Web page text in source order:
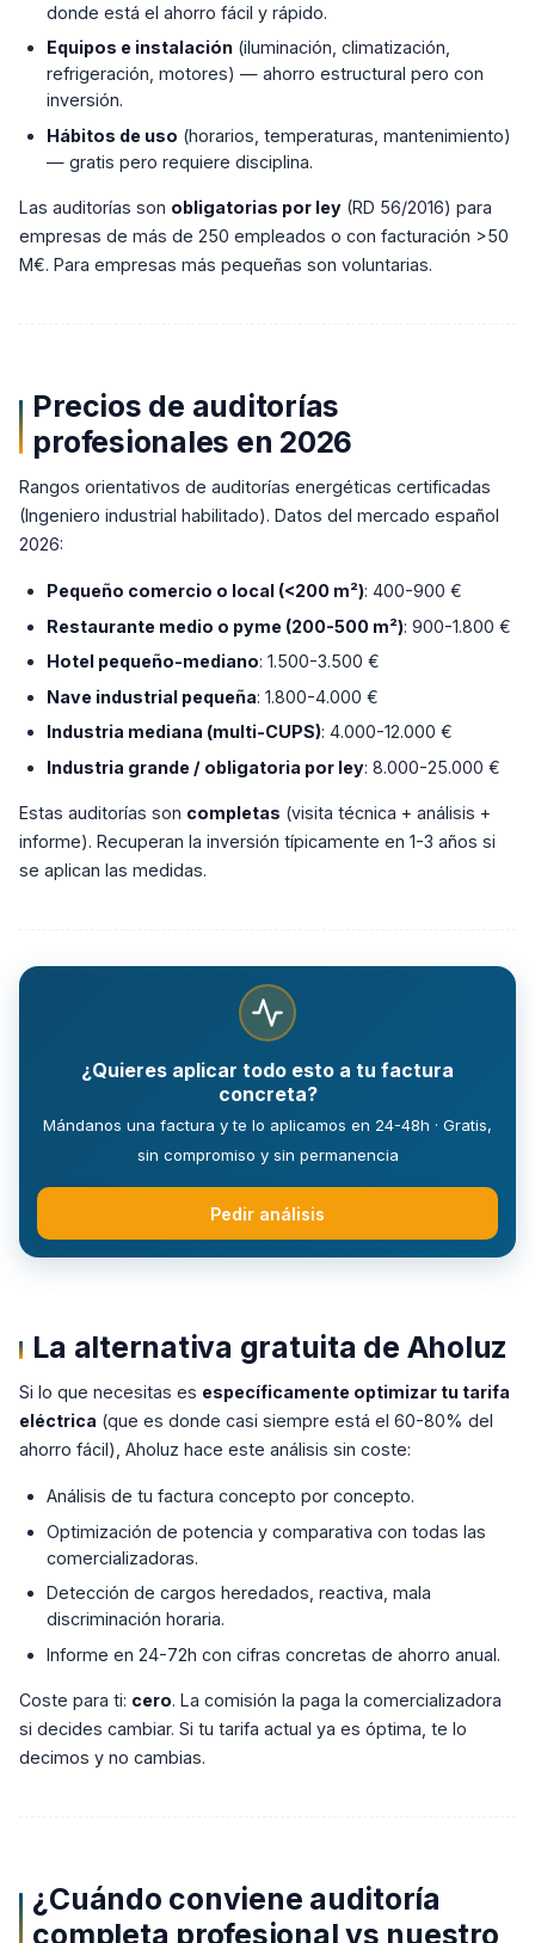
donde está el ahorro fácil y rápido.
Equipos e instalación(iluminación, climatización,
refrigeración, motores) — ahorro estructural pero con
inversión.
Hábitos de uso (horarios, temperaturas, mantenimiento)
— gratis pero requiere disciplina.
Las auditorías son obligatorias por ley (RD 56/2016) para
empresas de más de 250 empleados o con facturación >50
M€. Para empresas más pequeñas son voluntarias.
Precios de auditorías
profesionales en 2026
Rangos orientativos de auditorías energéticas certificadas
(Ingeniero industrial habilitado). Datos del mercado español
2026:
Pequeño comercio o local (<200 m²): 400-900 €
Restaurante medio o pyme (200-500 m²): 900-1.800 €
Hotel pequeño-mediano: 1.500-3.500 €
Nave industrial pequeña: 1.800-4.000 €
Industria mediana (multi-CUPS): 4.000-12.000 €
Industria grande / obligatoria por ley: 8.000-25.000 €
Estas auditorías son completas (visita técnica + análisis +
informe). Recuperan la inversión típicamente en 1-3 años si
se aplican las medidas.
¿Quieres aplicar todo esto a tu factura
concreta?
Mándanos una factura y te lo aplicamos en 24-48h · Gratis,
sin compromiso y sin permanencia
Pedir análisis
La alternativa gratuita de Aholuz
Si lo que necesitas es específicamente optimizar tu tarifa
eléctrica (que es donde casi siempre está el 60-80% del
ahorro fácil), Aholuz hace este análisis sin coste:
Análisis de tu factura concepto por concepto.
Optimización de potencia y comparativa con todas las
comercializadoras.
Detección de cargos heredados, reactiva, mala
discriminación horaria.
Informe en 24-72h con cifras concretas de ahorro anual.
Coste para ti: cero. La comisión la paga la comercializadora
si decides cambiar. Si tu tarifa actual ya es óptima, te lo
decimos y no cambias.
¿Cuándo conviene auditoría
completa profesional vs nuestro